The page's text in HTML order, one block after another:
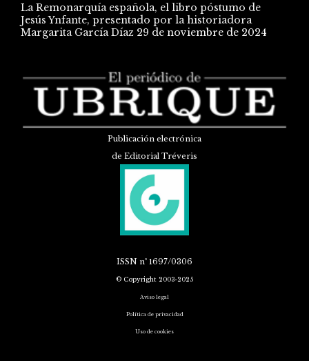
La Remonarquía española, el libro póstumo de
Jesús Ynfante, presentado por la historiadora
Margarita García Díaz 29 de noviembre de 2024
Publicación electrónica
de Editorial Tréveris
ISSN nº 1697/0306
© Copyright 2003-2025
Aviso legal
Política de privacidad
Uso de cookies